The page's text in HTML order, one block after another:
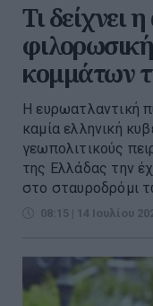
Τι δείχνει
κομμάτων
Η ευρωατλαντική
καμία ελληνική
γεωπολιτικούς
της Ελλάδας την
στο σταυροδρόμι
08:15 | 14 Ιουλίου